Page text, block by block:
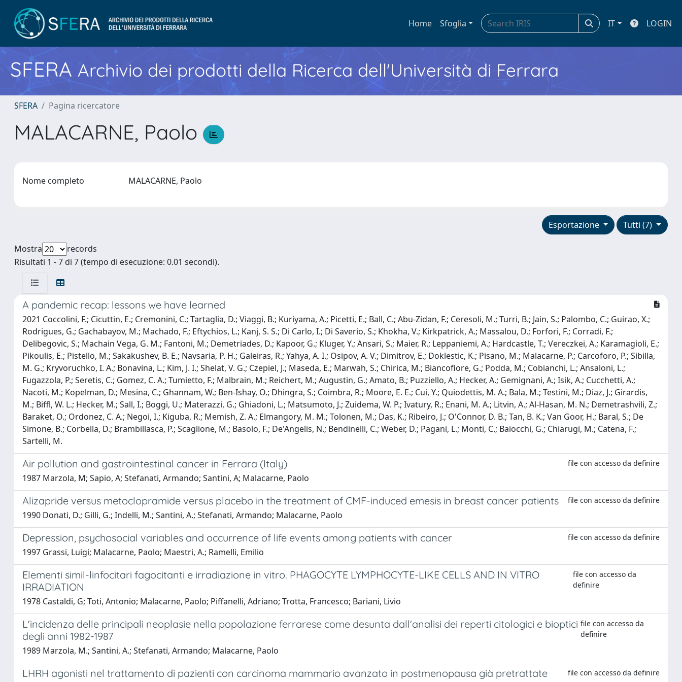
Home Sfoglia IT LOGIN
SFERA Archivio dei prodotti della Ricerca dell'Università di Ferrara
SFERA Pagina ricercatore
MALACARNE, Paolo
Nome completo MALACARNE, Paolo
Tutti (7)
Esportazione
Mostra
records
Risultati 1 - 7 di 7 (tempo di esecuzione: 0.01 secondi).
A pandemic recap: lessons we have learned
2021 Coccolini, F.; Cicuttin, E.; Cremonini, C.; Tartaglia, D.; Viaggi, B.; Kuriyama, A.; Picetti, E.; Ball, C.; Abu-Zidan, F.; Ceresoli, M.; Turri, B.; Jain, S.; Palombo, C.; Guirao, X.;
Rodrigues, G.; Gachabayov, M.; Machado, F.; Eftychios, L.; Kanj, S. S.; Di Carlo, I.; Di Saverio, S.; Khokha, V.; Kirkpatrick, A.; Massalou, D.; Forfori, F.; Corradi, F.;
Delibegovic, S.; Machain Vega, G. M.; Fantoni, M.; Demetriades, D.; Kapoor, G.; Kluger, Y.; Ansari, S.; Maier, R.; Leppaniemi, A.; Hardcastle, T.; Vereczkei, A.; Karamagioli, E.;
Pikoulis, E.; Pistello, M.; Sakakushev, B. E.; Navsaria, P. H.; Galeiras, R.; Yahya, A. I.; Osipov, A. V.; Dimitrov, E.; Doklestic, K.; Pisano, M.; Malacarne, P.; Carcoforo, P.; Sibilla,
M. G.; Kryvoruchko, I. A.; Bonavina, L.; Kim, J. I.; Shelat, V. G.; Czepiel, J.; Maseda, E.; Marwah, S.; Chirica, M.; Biancofiore, G.; Podda, M.; Cobianchi, L.; Ansaloni, L.;
Fugazzola, P.; Seretis, C.; Gomez, C. A.; Tumietto, F.; Malbrain, M.; Reichert, M.; Augustin, G.; Amato, B.; Puzziello, A.; Hecker, A.; Gemignani, A.; Isik, A.; Cucchetti, A.;
Nacoti, M.; Kopelman, D.; Mesina, C.; Ghannam, W.; Ben-Ishay, O.; Dhingra, S.; Coimbra, R.; Moore, E. E.; Cui, Y.; Quiodettis, M. A.; Bala, M.; Testini, M.; Diaz, J.; Girardis,
M.; Biffl, W. L.; Hecker, M.; Sall, I.; Boggi, U.; Materazzi, G.; Ghiadoni, L.; Matsumoto, J.; Zuidema, W. P.; Ivatury, R.; Enani, M. A.; Litvin, A.; Al-Hasan, M. N.; Demetrashvili, Z.;
Baraket, O.; Ordonez, C. A.; Negoi, I.; Kiguba, R.; Memish, Z. A.; Elmangory, M. M.; Tolonen, M.; Das, K.; Ribeiro, J.; O'Connor, D. B.; Tan, B. K.; Van Goor, H.; Baral, S.; De
Simone, B.; Corbella, D.; Brambillasca, P.; Scaglione, M.; Basolo, F.; De'Angelis, N.; Bendinelli, C.; Weber, D.; Pagani, L.; Monti, C.; Baiocchi, G.; Chiarugi, M.; Catena, F.;
Sartelli, M.
Air pollution and gastrointestinal cancer in Ferrara (Italy) file con accesso da definire
1987 Marzola, M; Sapio, A; Stefanati, Armando; Santini, A; Malacarne, Paolo
Alizapride versus metoclopramide versus placebo in the treatment of CMF-induced emesis in breast cancer patients file con accesso da definire
1990 Donati, D.; Gilli, G.; Indelli, M.; Santini, A.; Stefanati, Armando; Malacarne, Paolo
Depression, psychosocial variables and occurrence of life events among patients with cancer file con accesso da definire
1997 Grassi, Luigi; Malacarne, Paolo; Maestri, A.; Ramelli, Emilio
Elementi simil-linfocitari fagocitanti e irradiazione in vitro. PHAGOCYTE LYMPHOCYTE-LIKE CELLS AND IN VITRO
IRRADIATION
file con accesso da
definire
1978 Castaldi, G; Toti, Antonio; Malacarne, Paolo; Piffanelli, Adriano; Trotta, Francesco; Bariani, Livio
L'incidenza delle principali neoplasie nella popolazione ferrarese come desunta dall'analisi dei reperti citologici e bioptici
degli anni 1982-1987
file con accesso da
definire
1989 Marzola, M.; Santini, A.; Stefanati, Armando; Malacarne, Paolo
LHRH agonisti nel trattamento di pazienti con carcinoma mammario avanzato in postmenopausa già pretrattate file con accesso da definire